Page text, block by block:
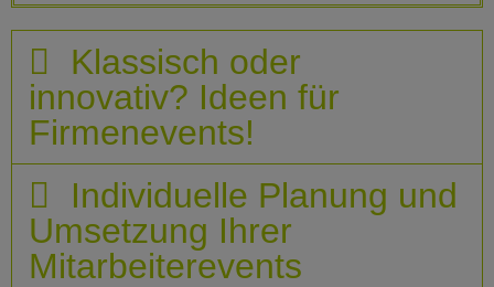
Klassisch oder
innovativ? Ideen für
Firmenevents!
Individuelle Planung und
Umsetzung Ihrer
Mitarbeiterevents